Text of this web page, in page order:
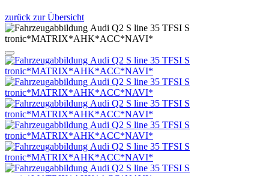
zurück zur Übersicht